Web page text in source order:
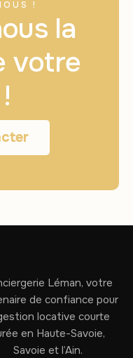
!
la
votre
Léman, votre
de confiance pour
locative courte
en Haute-Savoie,
Savoie et l’Ain.